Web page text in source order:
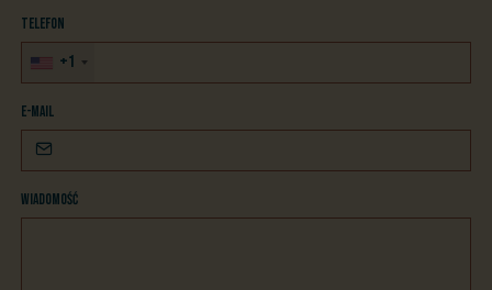
Telefon
+1
E-mail
Wiadomość